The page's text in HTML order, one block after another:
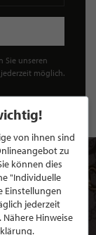
Sie unseren
möglich.
von ihnen sind
zu
können dies
"Individuelle
Einstellungen
jederzeit
Hinweise